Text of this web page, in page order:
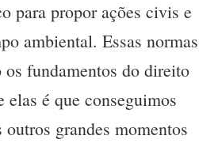
para propor ações civis e
ambiental. Essas normas
fundamentos do direito
elas é que conseguimos
outros grandes momentos